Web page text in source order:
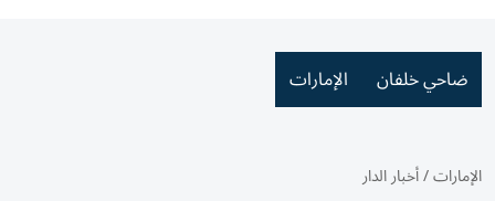
ضاحي خلفان الإمارات
الإمارات/أخبار الدار